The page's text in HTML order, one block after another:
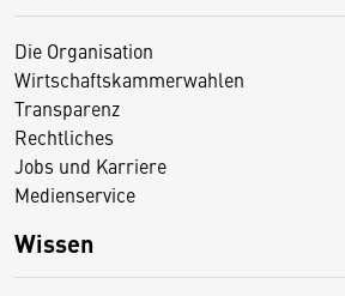
Die Organisation
Wirtschaftskammerwahlen
Transparenz
Rechtliches
Jobs und Karriere
Medienservice
Wissen